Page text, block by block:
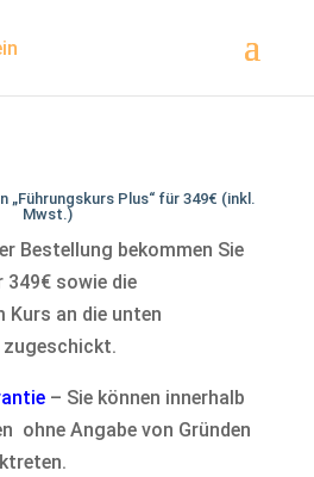
„Führungskurs Plus“ für 349€ (inkl.
Mwst.)
Bestellung bekommen Sie
349€ sowie die
Kurs an die unten
zugeschickt.
– Sie können innerhalb
ohne Angabe von Gründen